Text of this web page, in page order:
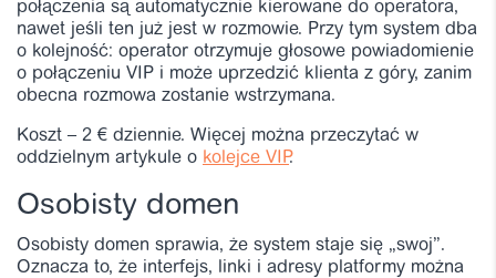
połączenia są automatycznie kierowane do operatora,
nawet jeśli ten już jest w rozmowie. Przy tym system dba
o kolejność: operator otrzymuje głosowe powiadomienie
o połączeniu VIP i może uprzedzić klienta z góry, zanim
obecna rozmowa zostanie wstrzymana.
Koszt – 2 € dziennie. Więcej można przeczytać w
oddzielnym artykule o kolejce VIP.
Osobisty domen
Osobisty domen sprawia, że system staje się „swoj”.
Oznacza to, że interfejs, linki i adresy platformy można